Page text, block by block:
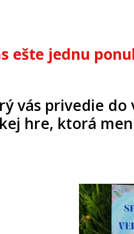
ešte jednu
vás privedie
hre, ktorá